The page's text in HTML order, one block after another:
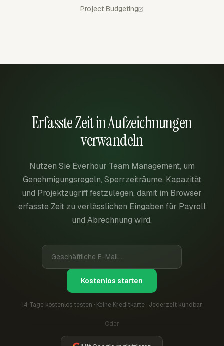
Project Budgeting
Erfasste Zeit in Aufzeichnungen
verwandeln
Nutzen Sie Everhour Team Management, um
Genehmigungsregeln, Sperrzeiträume, Kapazität
und Projektzugriff festzulegen, damit im Browser
erfasste Zeit zu verlässlichen Eingaben für Payroll
und Abrechnung wird.
Kostenlos starten
14 Tage kostenlos testen · Keine Kreditkarte · Jederzeit kündbar
Oder